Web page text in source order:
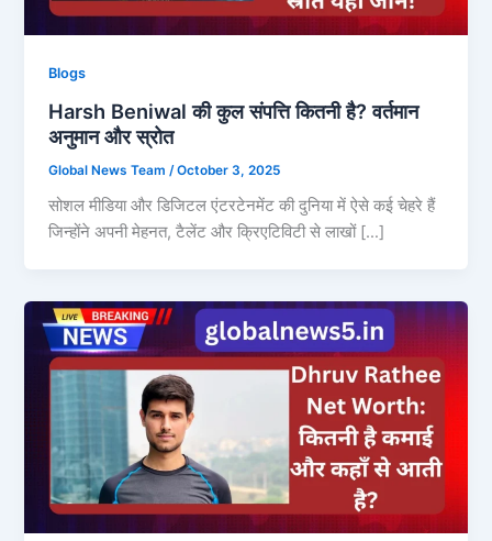
Blogs
Harsh Beniwal की कुल संपत्ति कितनी है? वर्तमान
अनुमान और स्रोत
Global News Team /October 3, 2025
सोशल मीडिया और डिजिटल एंटरटेनमेंट की दुनिया में ऐसे कई चेहरे हैं
जिन्होंने अपनी मेहनत, टैलेंट और क्रिएटिविटी से लाखों […]